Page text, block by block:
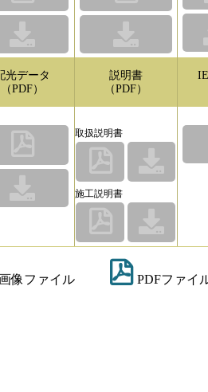
光データ
（PDF）
説明書
（PDF）
取扱説明書
施工説明書
像ファイル PDFファイ